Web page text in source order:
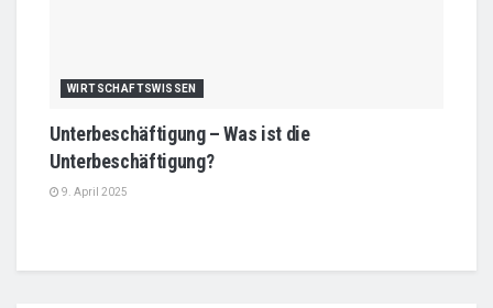
WIRTSCHAFTSWISSEN
Unterbeschäftigung – Was ist die
Unterbeschäftigung?
9. April 2025